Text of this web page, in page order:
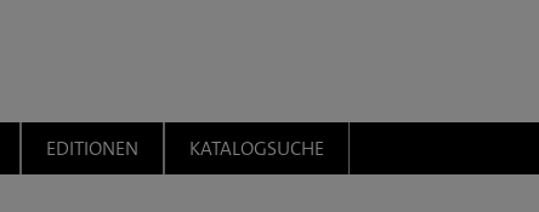
EDITIONEN KATALOGSUCHE